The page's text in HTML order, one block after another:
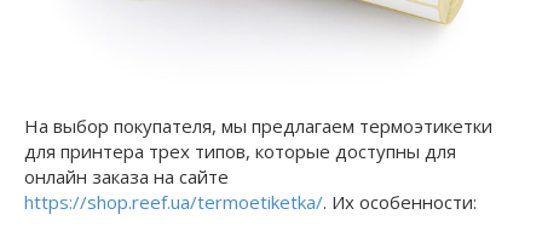
На выбор покупателя, мы предлагаем термоэтикетки
для принтера трех типов, которые доступны для
онлайн заказа на сайте
https://shop.reef.ua/termoetiketka/. Их особенности: